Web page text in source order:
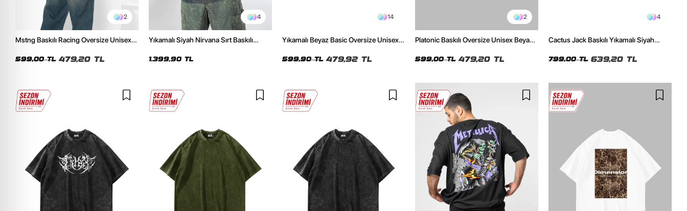
2
Mstng Baskılı Racing Oversize Unisex
599,00 TL 479,20 TL
4
Yıkamalı Siyah Nirvana Sırt Baskılı
1.399,90 TL
14
Yıkamalı Beyaz Basic Oversize Unisex
599,90 TL 479,92 TL
2
Platonic Baskılı Oversize Unisex Beyaz
599,00 TL 479,20 TL
4
Cactus Jack Baskılı Yıkamalı Siyah
799,00 TL 639,20 TL